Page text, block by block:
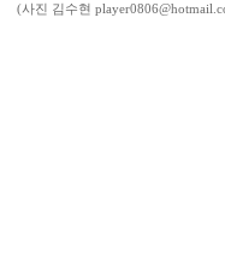
(사진 김수현